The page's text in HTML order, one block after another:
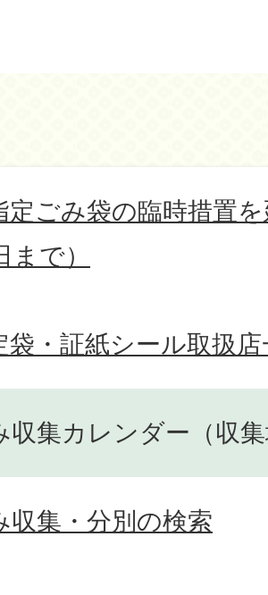
定ごみ袋の臨時措置
まで）
袋・証紙シール取扱店
収集カレンダー（収
収集・分別の検索